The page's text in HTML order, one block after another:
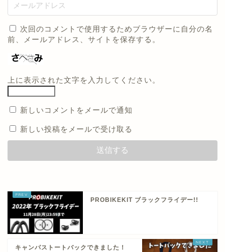
次回のコメントで使用するためブラウザーに自分の名
前、メールアドレス、サイトを保存する。
上に表示された文字を入力してください。
新しいコメントをメールで通知
新しい投稿をメールで受け取る
PROBIKEKIT ブラックフライデー!!
キャンパストートバックできました！